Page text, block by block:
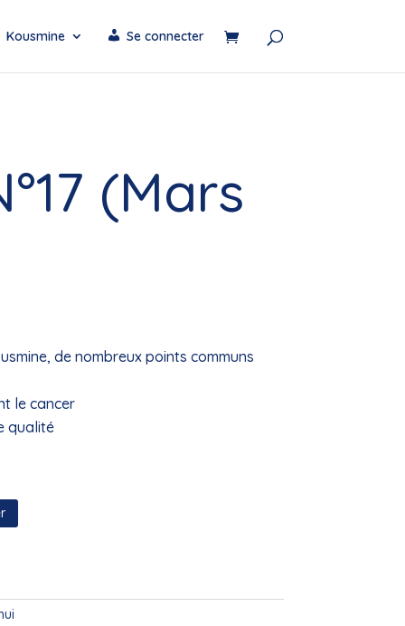
Kousmine Se connecter
(Mars
de nombreux points communs
le cancer
qualité